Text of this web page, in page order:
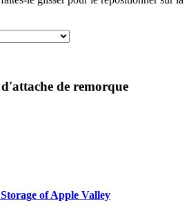
de remorque
of Apple Valley